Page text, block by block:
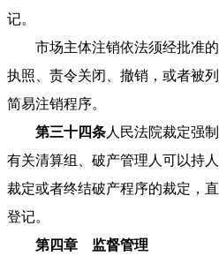
记。
市场主体注销依法须经批准的
执照、责令关闭、撤销，或者被
简易注销程序。
第三十四条人民法院裁定强
有关清算组、破产管理人可以持
裁定或者终结破产程序的裁定，
登记。
第四章 监督管理